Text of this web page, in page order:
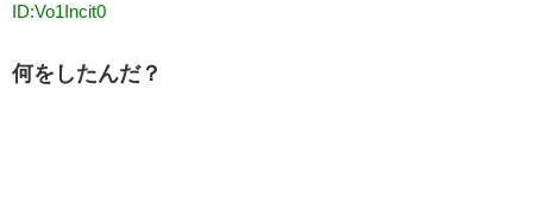
ID:Vo1Incit0
何をしたんだ？